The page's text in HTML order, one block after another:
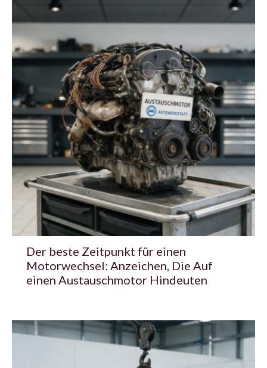
Der beste Zeitpunkt für einen
Motorwechsel: Anzeichen, Die Auf
einen Austauschmotor Hindeuten